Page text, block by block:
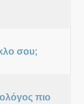
σου;
πιο